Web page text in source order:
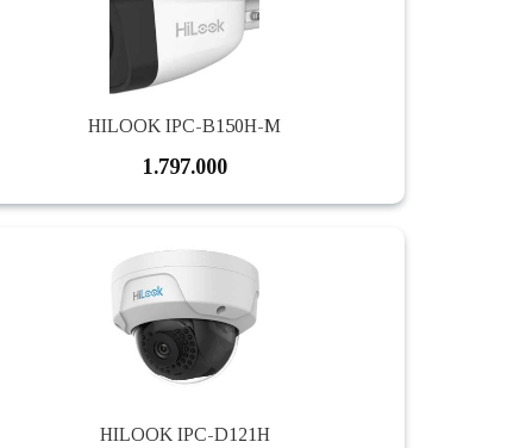
HILOOK IPC-B150H-M
1.797.000
HILOOK IPC-D121H